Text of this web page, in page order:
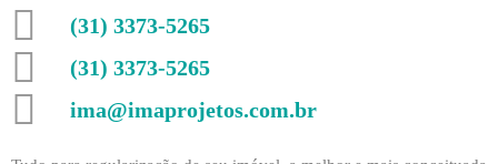
(31) 3373-5265
(31) 3373-5265
ima@imaprojetos.com.br